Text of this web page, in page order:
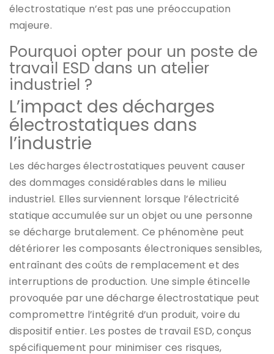
électrostatique n’est pas une préoccupation
majeure.
Pourquoi opter pour un poste de
travail ESD dans un atelier
industriel ?
L’impact des décharges
électrostatiques dans
l’industrie
Les décharges électrostatiques peuvent causer
des dommages considérables dans le milieu
industriel. Elles surviennent lorsque l’électricité
statique accumulée sur un objet ou une personne
se décharge brutalement. Ce phénomène peut
détériorer les composants électroniques sensibles,
entraînant des coûts de remplacement et des
interruptions de production. Une simple étincelle
provoquée par une décharge électrostatique peut
compromettre l’intégrité d’un produit, voire du
dispositif entier. Les postes de travail ESD, conçus
spécifiquement pour minimiser ces risques,